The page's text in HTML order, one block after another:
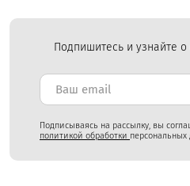
Подпишитесь и узнайте
Подписываясь на рассылку, вы
политикой обработки персональных